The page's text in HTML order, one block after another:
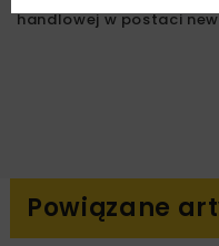
handlowej w postaci
Powiązane